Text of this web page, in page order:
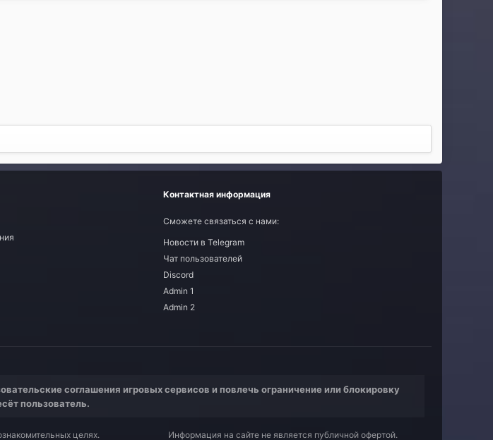
Контактная информация
Сможете связаться с нами:
Новости в Telegram
Чат пользователей
Discord
Admin 1
Admin 2
соглашения игровых сервисов и повлечь ограничение или блокировку
пользователь.
целях. Информация на сайте не является публичной офертой.